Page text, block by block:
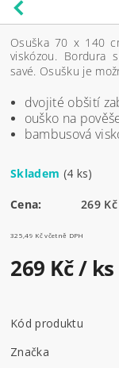
Osuška 70 x 140
viskózou. Bordura
savé. Osušku je
dvojité obšití
ouško na
bambusová
Skladem (4 ks)
Cena: 269
325,49 Kč včetně DPH
269 Kč/ ks
Kód produktu
Značka